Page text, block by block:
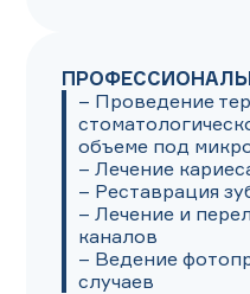
– Проведение
объеме под
– Лечение
– Реставрация
– Лечение и
каналов
– Ведение
случаев